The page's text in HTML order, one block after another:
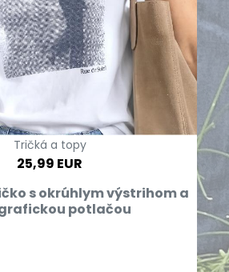
Tričká a topy
25,99 EUR
s okrúhlym výstrihom a
potlačou